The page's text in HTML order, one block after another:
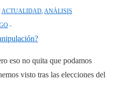
ACTUALIDAD,ANÁLISIS
eso no quita que podamos
visto tras las elecciones del